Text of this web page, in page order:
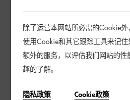
4 / 4 产
除了运营本网站所必需的Cookie
使用Cookie和其它跟踪工具来记
额外的服务，以评估我们网站的性
趣的了解。
隐私政策 Cookie政策